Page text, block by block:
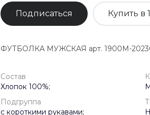
Подписаться Купить в
ФУТБОЛКА МУЖСКАЯ арт. 1900M-
Состав
Хлопок 100%;
Подгруппа
с короткими рукавами;